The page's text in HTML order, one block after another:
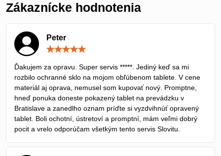
Zákaznícke hodnotenia
Peter
5
Ďakujem za opravu. Super servis *****. Jediný keď sa mi
rozbilo ochranné sklo na mojom obľúbenom tablete. V cene
materiál aj oprava, nemusel som kupovať nový. Promptne,
hneď ponuka doneste pokazený tablet na prevádzku v
Bratislave a zanedlho oznam príďte si vyzdvihnúť opravený
tablet. Boli ochotní, ústretoví a promptní, mám veľmi dobrý
pocit a vrelo odporúčam všetkým tento servis Slovitu.